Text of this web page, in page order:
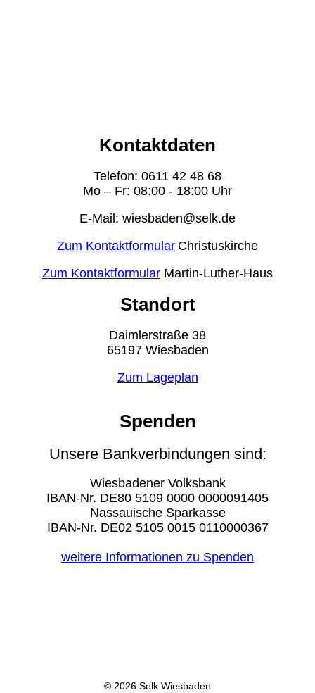
Kontaktdaten
Telefon: 0611 42 48 68
Mo – Fr: 08:00 - 18:00 Uhr
E-Mail: wiesbaden@selk.de
Zum Kontaktformular Christuskirche
Zum Kontaktformular Martin-Luther-Haus
Standort
Daimlerstraße 38
65197 Wiesbaden
Zum Lageplan
Spenden
Unsere Bankverbindungen sind:
Wiesbadener Volksbank
IBAN-Nr. DE80 5109 0000 0000091405
Nassauische Sparkasse
IBAN-Nr. DE02 5105 0015 0110000367
weitere Informationen zu Spenden
© 2026 Selk Wiesbaden